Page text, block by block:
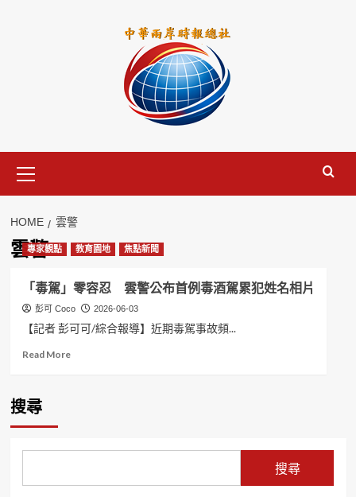
Menu
HOME 雲警
雲警
專家觀點 教育園地 焦點新聞
「毒駕」零容忍 雲警公布首例毒酒駕累犯姓名相片
彭可 Coco 2026-06-03
【記者 彭可可/綜合報導】近期毒駕事故頻...
Read MoreRead
警
搜尋
搜尋